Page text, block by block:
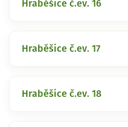
Hraběšice č.ev. 16
Hraběšice č.ev. 17
Hraběšice č.ev. 18